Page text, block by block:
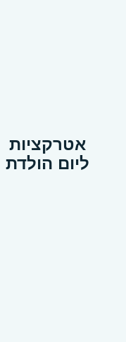
אטרקציות
ליום הולדת